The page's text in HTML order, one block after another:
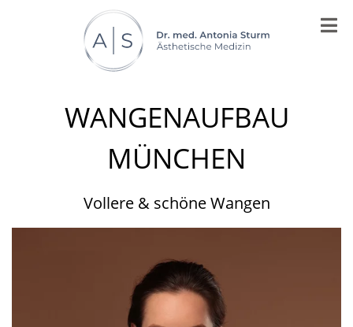
WANGENAUFBAU
MÜNCHEN
Vollere & schöne Wangen